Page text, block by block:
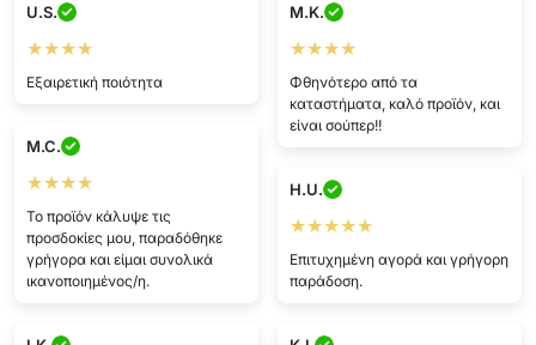
U.S.
★★★★
Εξαιρετική ποιότητα
M.K.
★★★★
Φθηνότερο από τα
καταστήματα, καλό προϊόν, και
είναι σούπερ!!
M.C.
★★★★
Το προϊόν κάλυψε τις
προσδοκίες μου, παραδόθηκε
γρήγορα και είμαι συνολικά
ικανοποιημένος/η.
H.U.
★★★★★
Επιτυχημένη αγορά και γρήγορη
παράδοση.